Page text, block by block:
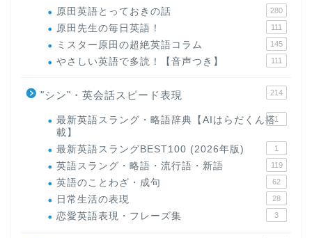
原田英語とっておきの話 280
原田先生の毎日英語！ 111
ミスター原田の超絶英語コラム 145
やさしい英語で多読！【音声つき】 111
"シン"・英会話スピード表現 214
最新英語スラング・略語辞典【AIはらだくん搭
載】
1
最新英語スラングBEST100 (2026年版) 1
英語スラング・略語・流行語・新語 119
英語のことわざ・成句 62
日常生活の表現 28
恋愛英語表現・フレーズ集 3